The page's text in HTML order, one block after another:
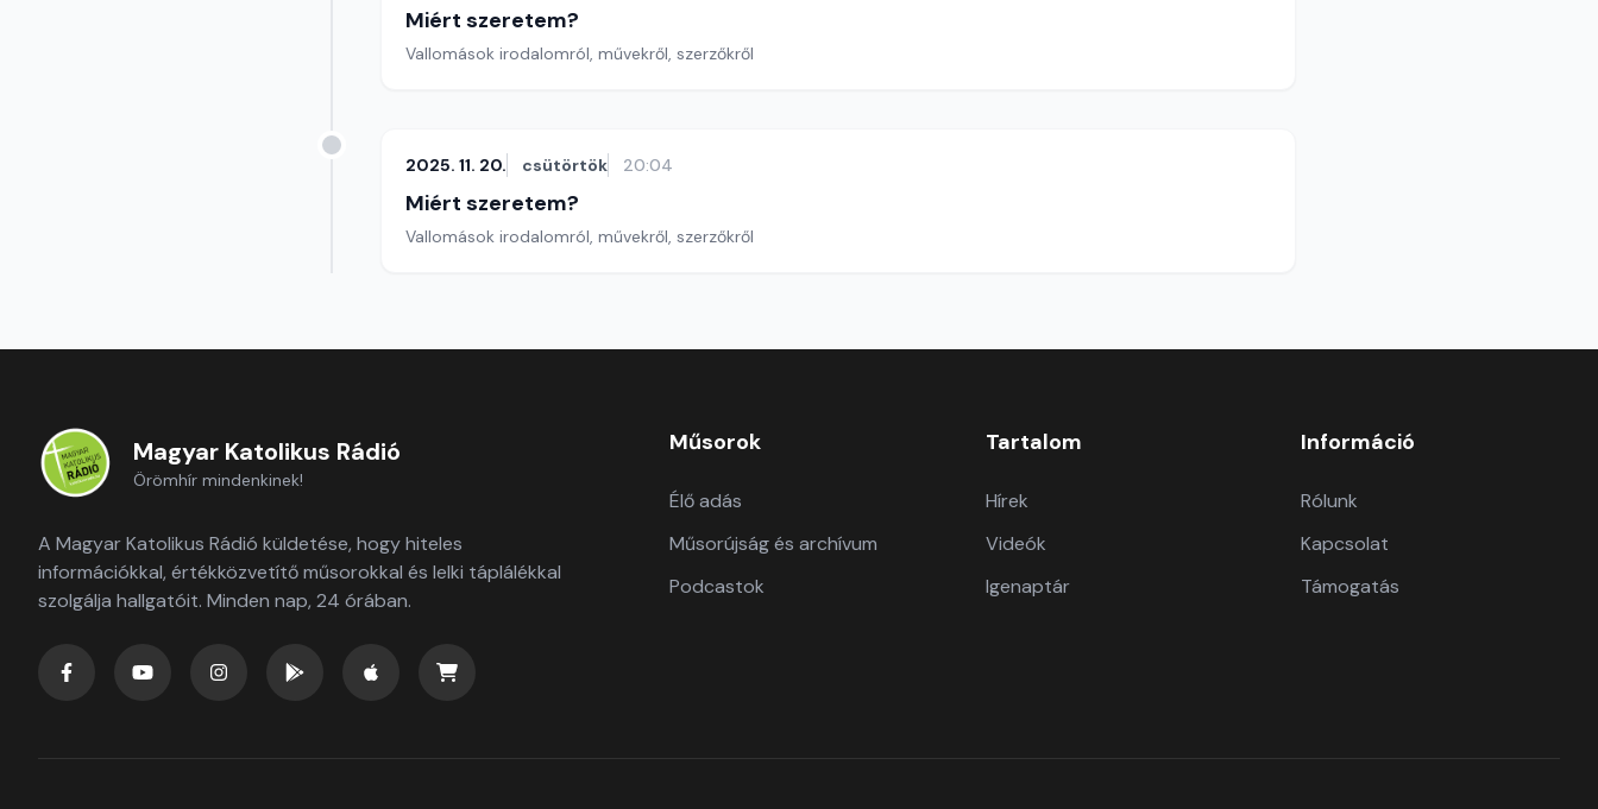
Miért szeretem?
Vallomások irodalomról, művekről, szerzőkről
2025. 11. 20. csütörtök 20:04
Miért szeretem?
Vallomások irodalomról, művekről, szerzőkről
Magyar Katolikus Rádió
Örömhír mindenkinek!
A Magyar Katolikus Rádió küldetése, hogy hiteles
információkkal, értékközvetítő műsorokkal és lelki táplálékkal
szolgálja hallgatóit. Minden nap, 24 órában.
Műsorok
Élő adás
Műsorújság és archívum
Podcastok
Tartalom
Hírek
Videók
Igenaptár
Információ
Rólunk
Kapcsolat
Támogatás